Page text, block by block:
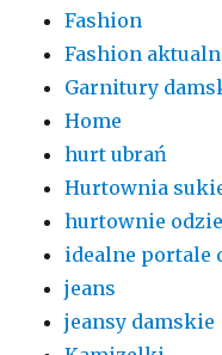
Fashion
Fashion
Garnitury
Home
hurt ubrań
Hurtownia
hurtownie
idealne portale
jeans
jeansy damskie